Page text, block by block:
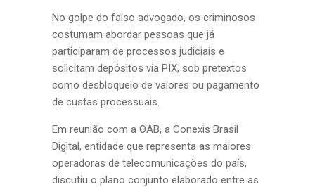
No golpe do falso advogado, os criminosos
costumam abordar pessoas que já
participaram de processos judiciais e
solicitam depósitos via PIX, sob pretextos
como desbloqueio de valores ou pagamento
de custas processuais.
Em reunião com a OAB, a Conexis Brasil
Digital, entidade que representa as maiores
operadoras de telecomunicações do país,
discutiu o plano conjunto elaborado entre as